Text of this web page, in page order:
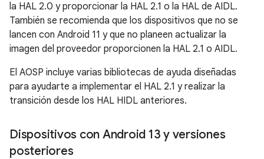
la HAL 2.0 y proporcionar la HAL 2.1 o la HAL de AIDL.
También se recomienda que los dispositivos que no se
lancen con Android 11 y que no planeen actualizar la
imagen del proveedor proporcionen la HAL 2.1 o AIDL.
El AOSP incluye varias bibliotecas de ayuda diseñadas
para ayudarte a implementar el HAL 2.1 y realizar la
transición desde los HAL HIDL anteriores.
Dispositivos con Android 13 y versiones
posteriores